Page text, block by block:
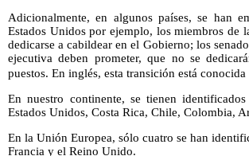
Adicionalmente, en algunos países, se han
Estados Unidos por ejemplo, los miembros de
dedicarse a cabildear en el Gobierno; los
ejecutiva deben prometer, que no se
puestos. En inglés, esta transición está conocida
En nuestro continente, se tienen
Estados Unidos, Costa Rica, Chile, Colombia,
En la Unión Europea, sólo cuatro se han
Francia y el Reino Unido.